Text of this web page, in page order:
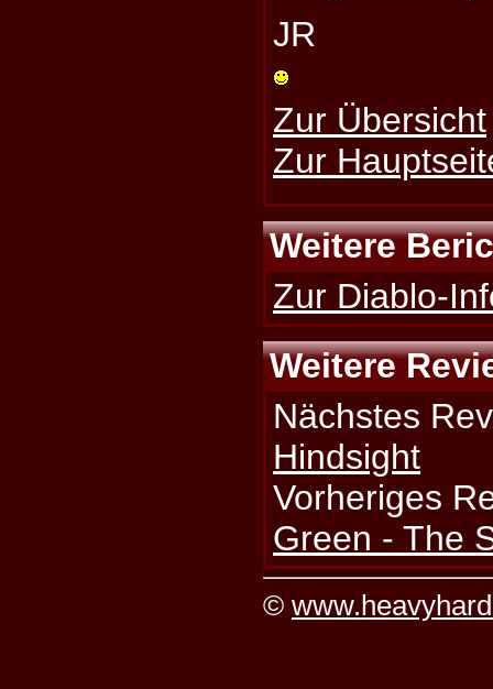
JR
Zur Übersicht
Zur
Weitere
Zur Diablo-
Weitere
Nächstes
Hindsight
Vorheriges
Green - The
©